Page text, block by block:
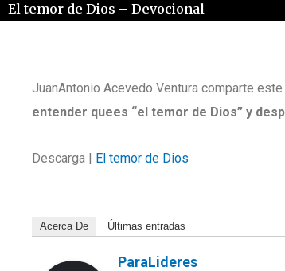
El temor de Dios – Devocional
JuanAntonio Acevedo Ventura comparte
entender quees “el temor de Dios” y
Descarga | El temor de Dios
Acerca De Últimas entradas
ParaLideres